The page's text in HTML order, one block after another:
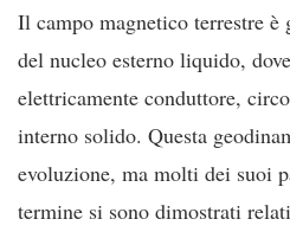
Il campo magnetico terrestre è
del nucleo esterno liquido,
elettricamente conduttore,
interno solido. Questa
evoluzione, ma molti dei suoi
termine si sono dimostrati